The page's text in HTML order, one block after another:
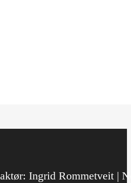
Ingrid Rommetveit |